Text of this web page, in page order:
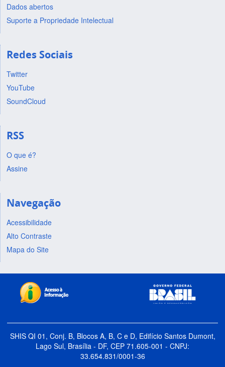
Dados abertos
Suporte a Propriedade Intelectual
Redes Sociais
Twitter
YouTube
SoundCloud
RSS
O que é?
Assine
Navegação
Acessibilidade
Alto Contraste
Mapa do Site
SHIS QI 01, Conj. B, Blocos A, B, C e D, Edifício Santos Dumont,
Lago Sul, Brasília - DF, CEP 71.605-001 - CNPJ:
33.654.831/0001-36